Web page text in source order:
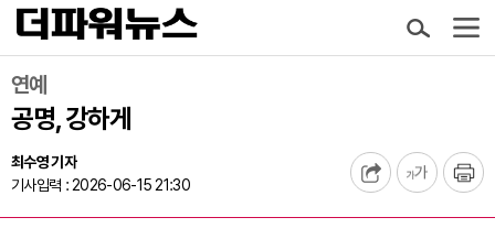
연예
공명, 강하게
최수영 기자
기사입력 : 2026-06-15 21:30